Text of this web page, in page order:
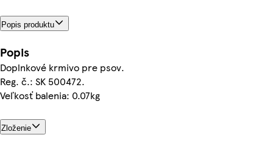
Popis produktu
Popis
Doplnkové krmivo pre psov.
Reg. č.: SK 500472.
Veľkosť balenia: 0.07kg
Zloženie